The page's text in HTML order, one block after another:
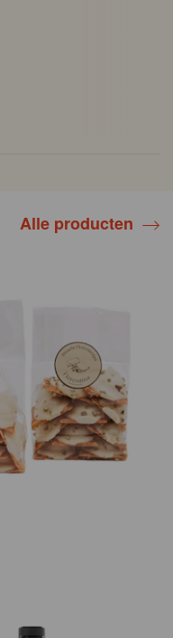
Alle producten